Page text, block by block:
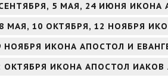
5 МАЯ, 24 ИЮНЯ
МАЯ, 10 ОКТЯБРЯ, 12 НОЯБРЯ
НОЯБРЯ ИКОНА АПОСТОЛ И
ОКТЯБРЯ ИКОНА АПОСТОЛ ИАКОВ